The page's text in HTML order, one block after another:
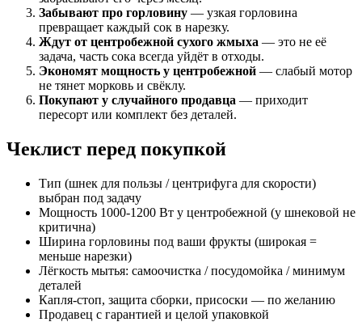
Забывают про горловину — узкая горловина
превращает каждый сок в нарезку.
Ждут от центробежной сухого жмыха — это не её
задача, часть сока всегда уйдёт в отходы.
Экономят мощность у центробежной — слабый мотор
не тянет морковь и свёклу.
Покупают у случайного продавца — приходит
пересорт или комплект без деталей.
Чеклист перед покупкой
Тип (шнек для пользы / центрифуга для скорости)
выбран под задачу
Мощность 1000-1200 Вт у центробежной (у шнековой не
критична)
Ширина горловины под ваши фрукты (широкая =
меньше нарезки)
Лёгкость мытья: самоочистка / посудомойка / минимум
деталей
Капля-стоп, защита сборки, присоски — по желанию
Продавец с гарантией и целой упаковкой